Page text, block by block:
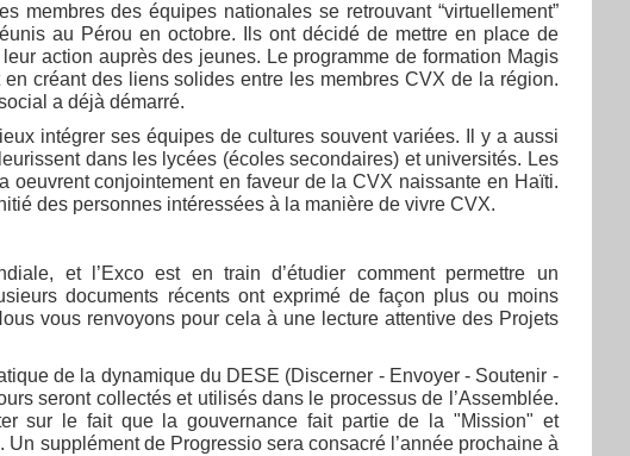
membres des équipes nationales se retrouvant “virtuellement”
au Pérou en octobre. Ils ont décidé de mettre en place de
action auprès des jeunes. Le programme de formation Magis
créant des liens solides entre les membres CVX de la région.
a déjà démarré.
intégrer ses équipes de cultures souvent variées. Il y a aussi
dans les lycées (écoles secondaires) et universités. Les
conjointement en faveur de la CVX naissante en Haïti.
des personnes intéressées à la manière de vivre CVX.
et l’Exco est en train d’étudier comment permettre un
documents récents ont exprimé de façon plus ou moins
vous renvoyons pour cela à une lecture attentive des Projets
de la dynamique du DESE (Discerner - Envoyer - Soutenir -
seront collectés et utilisés dans le processus de l’Assemblée.
sur le fait que la gouvernance fait partie de la "Mission" et
supplément de Progressio sera consacré l’année prochaine à